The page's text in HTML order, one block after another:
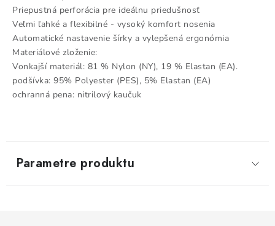
Priepustná perforácia pre ideálnu priedušnosť
Veľmi ľahké a flexibilné - vysoký komfort nosenia
Automatické nastavenie šírky a vylepšená ergonómia
Materiálové zloženie:
Vonkajší materiál: 81 % Nylon (NY), 19 % Elastan (EA).
podšívka: 95% Polyester (PES), 5% Elastan (EA)
ochranná pena: nitrilový kaučuk
Parametre produktu